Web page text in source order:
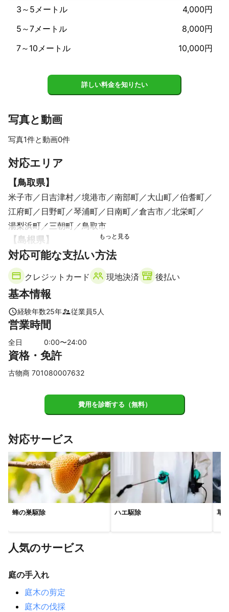
3～5メートル
4,000円
5～7メートル
8,000円
7～10メートル
10,000円
詳しい料金を知りたい
写真と動画
写真1件と動画0件
対応エリア
【鳥取県】
米子市 日吉津村 境港市 南部町 大山町
伯耆町
江府町
日野町 琴浦町 日南町 倉吉市
北栄町
湯梨浜町
三朝町 鳥取市
【島根県】
安来市 松江市 奥出雲町 雲南市
対応可能な支払い方法
クレジットカード 現地決済 後払い
基本情報
経験年数25年 従業員5 人
営業時間
全日 0:00〜24:00
資格・免許
古物商 701080007632
費用を診断する（無料）
対応サービス
蜂の巣駆除 ハエ駆除 草
人気のサービス
庭の手入れ
庭木の剪定
庭木の伐採